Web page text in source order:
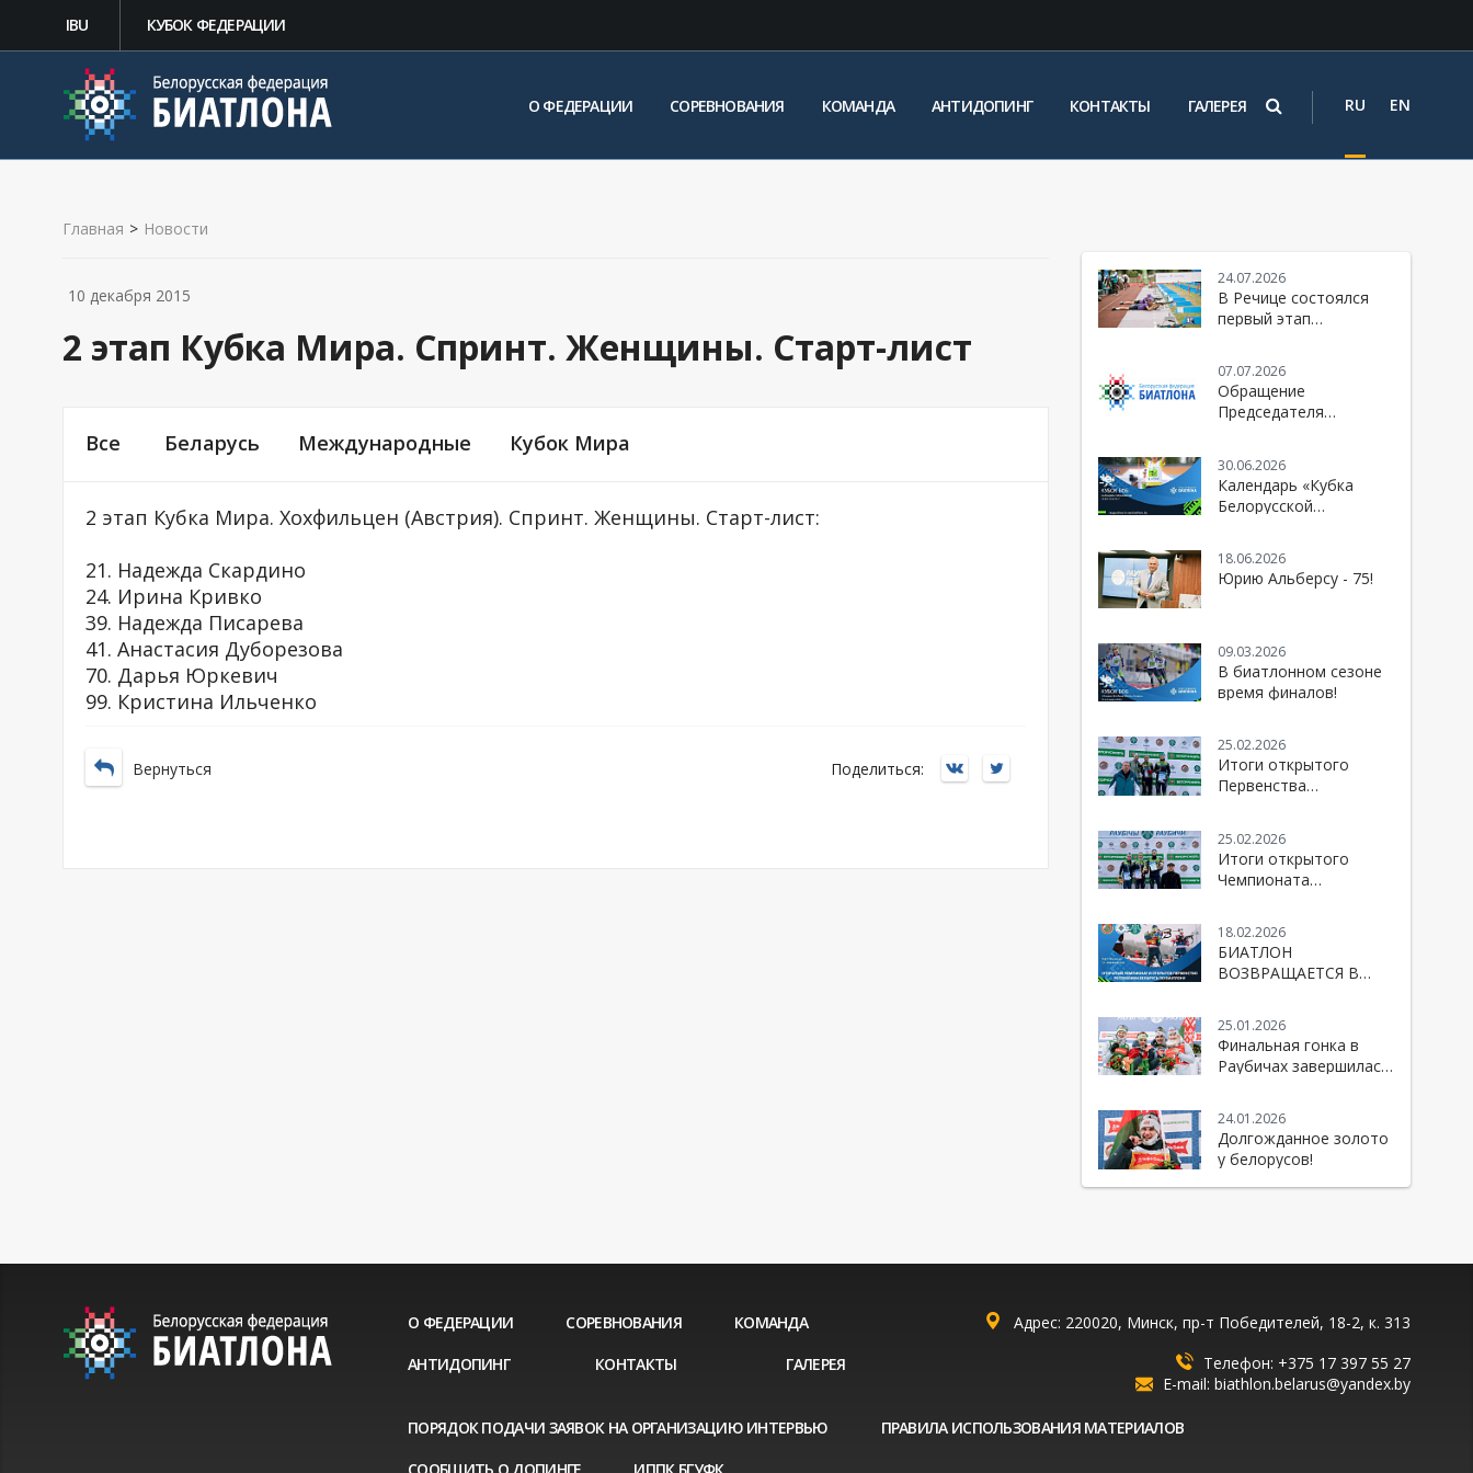
IBU КУБОК ФЕДЕРАЦИИ
О ФЕДЕРАЦИИ СОРЕВНОВАНИЯ КОМАНДА АНТИДОПИНГ КОНТАКТЫ ГАЛЕРЕЯ RU EN
Главная > Новости
2 этап Кубка Мира. Спринт. Женщины. Старт-лист
Все Беларусь Международные Кубок Мира
10 декабря 2015
2 этап Кубка Мира. Хохфильцен (Австрия). Спринт. Женщины. Старт-лист:
21. Надежда Скардино
24. Ирина Кривко
39. Надежда Писарева
41. Анастасия Дуборезова
70. Дарья Юркевич
99. Кристина Ильченко
Вернуться Поделиться:
24.07.2026
В Речице состоялся
первый этап
07.07.2026
Обращение
Председателя
болельщикам и
спортивной
общественности
30.06.2026
Календарь «Кубка
Белорусской
18.06.2026
Юрию Альберсу - 75!
09.03.2026
В биатлонном сезоне
время финалов!
25.02.2026
Итоги открытого
Первенства
25.02.2026
Итоги открытого
Чемпионата
18.02.2026
БИАТЛОН
ВОЗВРАЩАЕТСЯ В
25.01.2026
Финальная гонка в
Раубичах завершилась
24.01.2026
Долгожданное золото
у белорусов!
О ФЕДЕРАЦИИ СОРЕВНОВАНИЯ
КОМАНДА
АНТИДОПИНГ
КОНТАКТЫ ГАЛЕРЕЯ
Адрес: 220020, Минск, пр-т Победителей, 18-2, к. 313
Телефон: +375 17 397 55 27
E-mail: biathlon.belarus@yandex.by
ПОРЯДОК ПОДАЧИ ЗАЯВОК НА ОРГАНИЗАЦИЮ ИНТЕРВЬЮ
ПРАВИЛА ИСПОЛЬЗОВАНИЯ МАТЕРИАЛОВ
СООБЩИТЬ О ДОПИНГЕ
ИППК БГУФК